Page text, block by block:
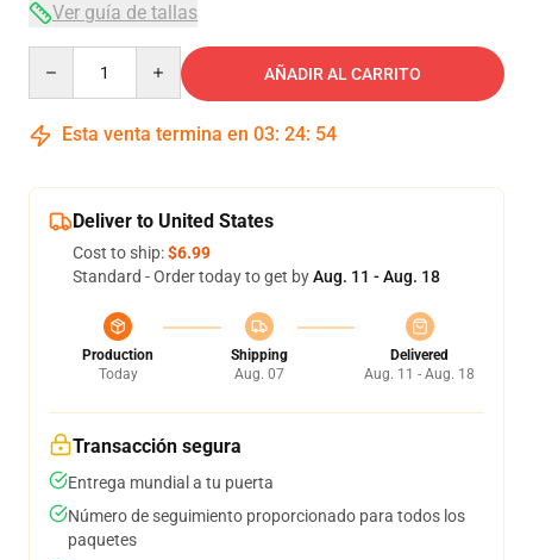
Ver guía de tallas
AÑADIR AL CARRITO
Esta venta termina en 03: 24: 53
Deliver to United States
Cost to ship:$6.99
Standard - Order today to get byAug. 11 - Aug. 18
Production
Today
Shipping
Aug. 07
Delivered
Aug. 11 - Aug. 18
Transacción segura
Entrega mundial a tu puerta
Número de seguimiento proporcionado para todos los
paquetes